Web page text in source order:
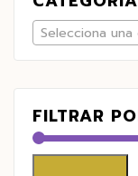
Selecciona
FILTRAR